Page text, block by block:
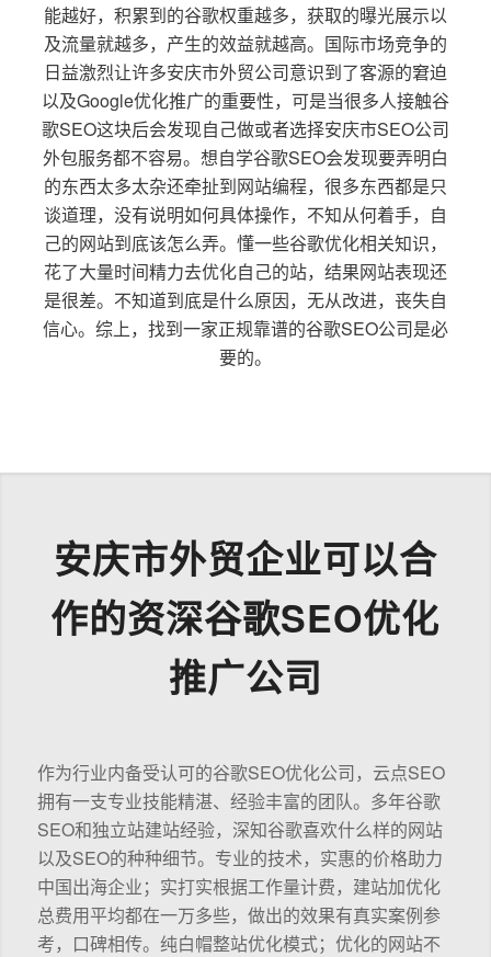
能越好，积累到的谷歌权重越多，获取的曝光展示以
及流量就越多，产生的效益就越高。国际市场竞争的
日益激烈让许多安庆市外贸公司意识到了客源的窘迫
以及Google优化推广的重要性，可是当很多人接触谷
歌SEO这块后会发现自己做或者选择安庆市SEO公司
外包服务都不容易。想自学谷歌SEO会发现要弄明白
的东西太多太杂还牵扯到网站编程，很多东西都是只
谈道理，没有说明如何具体操作，不知从何着手，自
己的网站到底该怎么弄。懂一些谷歌优化相关知识，
花了大量时间精力去优化自己的站，结果网站表现还
是很差。不知道到底是什么原因，无从改进，丧失自
信心。综上，找到一家正规靠谱的谷歌SEO公司是必
要的。
安庆市外贸企业可以合
作的资深谷歌SEO优化
推广公司
作为行业内备受认可的谷歌SEO优化公司，云点SEO
拥有一支专业技能精湛、经验丰富的团队。多年谷歌
SEO和独立站建站经验，深知谷歌喜欢什么样的网站
以及SEO的种种细节。专业的技术，实惠的价格助力
中国出海企业；实打实根据工作量计费，建站加优化
总费用平均都在一万多些，做出的效果有真实案例参
考，口碑相传。纯白帽整站优化模式；优化的网站不